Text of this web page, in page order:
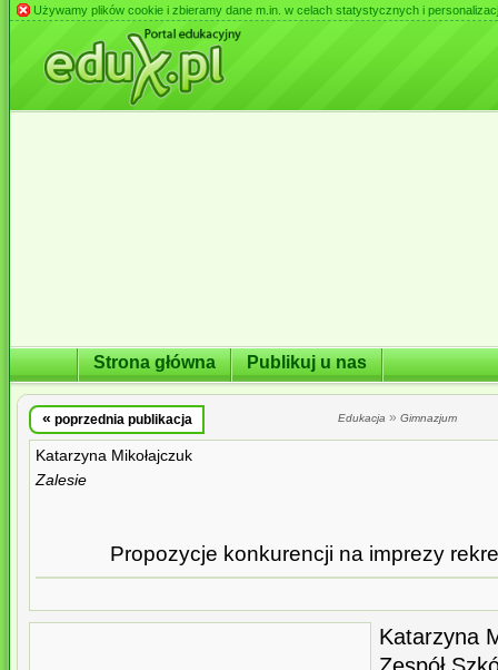
Używamy plików cookie i zbieramy dane m.in. w celach statystycznych i
Strona główna Publikuj u nas
« poprzednia publikacja Edukacja » Gimnazjum
Katarzyna Mikołajczuk
Zalesie
Propozycje konkurencji na imprezy
Katarzyna